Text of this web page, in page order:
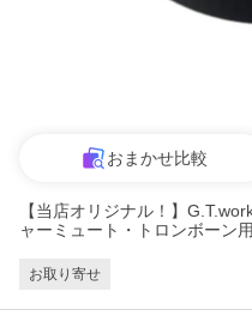
おまかせ比較
【当店オリジナル！】
ャーミュート・トロンボーン
お取り寄せ